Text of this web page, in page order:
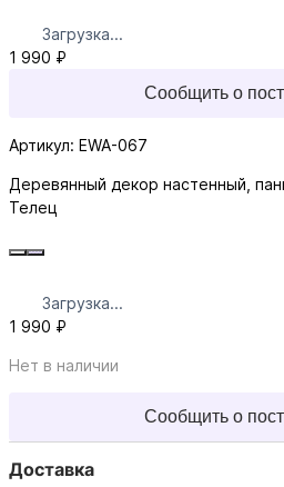
Загрузка...
1 990 ₽
Сообщить о
Артикул: EWA-067
Деревянный декор настенный,
Телец
Загрузка...
1 990 ₽
Нет в наличии
Сообщить о
Доставка